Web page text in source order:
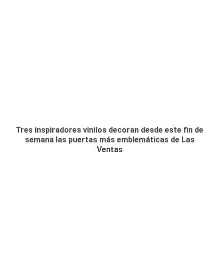
Tres inspiradores vinilos decoran desde este fin de
semana las puertas más emblemáticas de Las
Ventas